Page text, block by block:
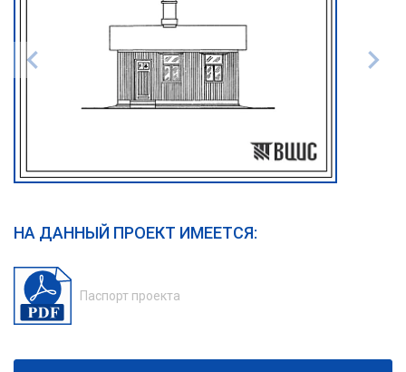
НА ДАННЫЙ ПРОЕКТ ИМЕЕТСЯ:
Паспорт проекта